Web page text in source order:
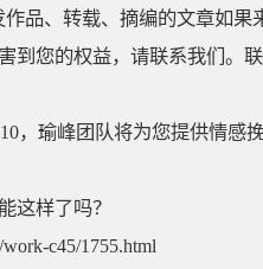
品、转载、摘编的文章如
到您的权益，请联系我们。
，瑜峰团队将为您提供情
这样了吗？
c45/1755.html